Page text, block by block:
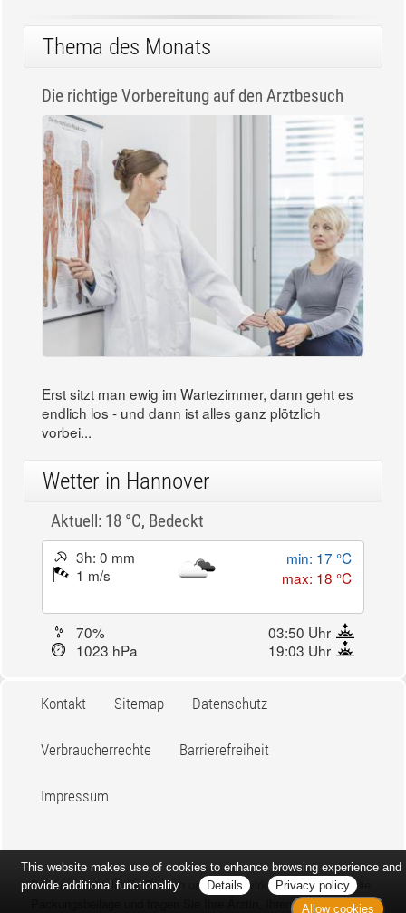
Thema des Monats
Die richtige Vorbereitung auf den Arztbesuch
Erst sitzt man ewig im Wartezimmer, dann geht es
endlich los - und dann ist alles ganz plötzlich
vorbei...
Wetter in Hannover
Aktuell: 18 °C, Bedeckt
3h: 0 mm
1 m/s
min: 17 °C
max: 18 °C
70%
03:50 Uhr
1023 hPa
19:03 Uhr
Kontakt Sitemap Datenschutz
Verbraucherrechte Barrierefreiheit
Impressum
Bei Arzneimitteln: Zu Risiken und Nebenwirkungen lesen Sie die
Packungsbeilage und fragen Sie Ihre Ärztin, Ihren Arzt oder in
This website makes use of cookies to enhance browsing experience and
provide additional functionality.
Details
Privacy policy
Allow cookies